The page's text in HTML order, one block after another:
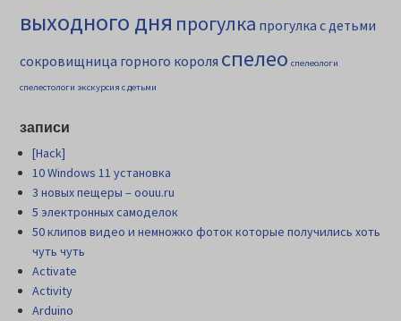
выходного дня прогулка прогулка с детьми
сокровищница горного короля спелео спелеологи
спелестологи экскурсия с детьми
записи
[Hack]
10 Windows 11 установка
3 новых пещеры – oouu.ru
5 электронных самоделок
50 клипов видео и немножко фоток которые получились хоть
чуть чуть
Activate
Activity
Arduino